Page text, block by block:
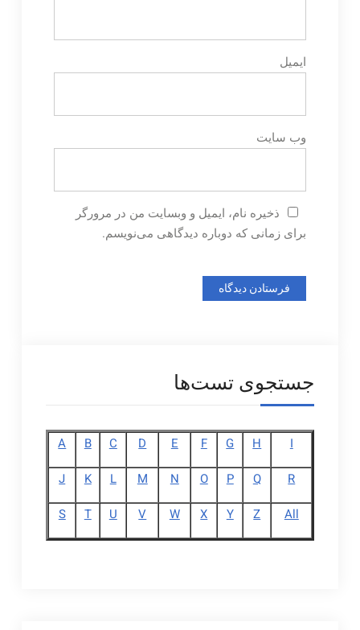
ایمیل
وب‌ سایت
ذخیره نام، ایمیل و وبسایت من در مرورگر
برای زمانی که دوباره دیدگاهی می‌نویسم.
جستجوی تست‌ها
I
H
G
F
E
D
C
B
A
R
Q
P
O
N
M
L
K
J
All
Z
Y
X
W
V
U
T
S